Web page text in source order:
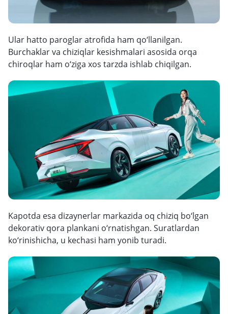
Ular hatto paroglar atrofida ham qo‘llanilgan.
Burchaklar va chiziqlar kesishmalari asosida orqa
chiroqlar ham o‘ziga xos tarzda ishlab chiqilgan.
Kapotda esa dizaynerlar markazida oq chiziq bo‘lgan
dekorativ qora plankani o‘rnatishgan. Suratlardan
ko‘rinishicha, u kechasi ham yonib turadi.